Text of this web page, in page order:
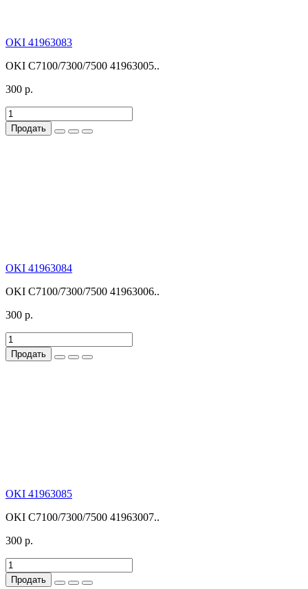
OKI 41963083
OKI C7100/7300/7500 41963005..
300 р.
Продать
OKI 41963084
OKI C7100/7300/7500 41963006..
300 р.
Продать
OKI 41963085
OKI C7100/7300/7500 41963007..
300 р.
Продать